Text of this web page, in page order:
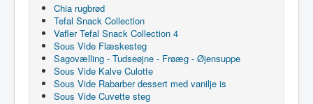
Chia rugbrød
Tefal Snack Collection
Vafler Tefal Snack Collection 4
Sous Vide Flæskesteg
Sagovælling - Tudseøjne - Frøæg - Øjensuppe
Sous Vide Kalve Culotte
Sous Vide Rabarber dessert med vanilje is
Sous Vide Cuvette steg